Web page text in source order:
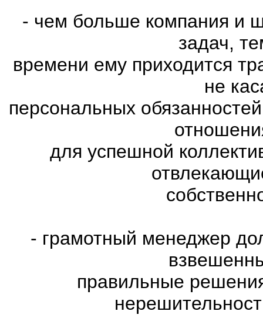
- чем больше компания и
задач,
времени ему приходится
не
персональных
для успешной
- грамотный менеджер
правильные